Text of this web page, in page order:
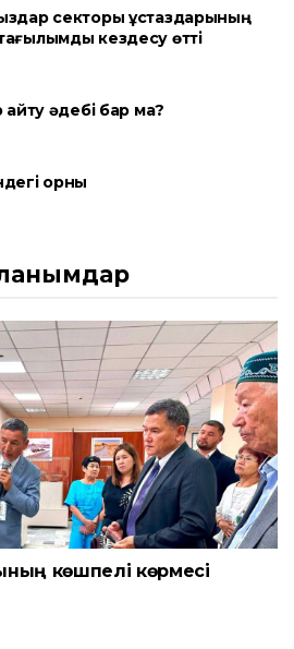
секторы ұстаздарының
кездесу өтті
айту әдебі бар ма?
орны
көшпелі көрмесі